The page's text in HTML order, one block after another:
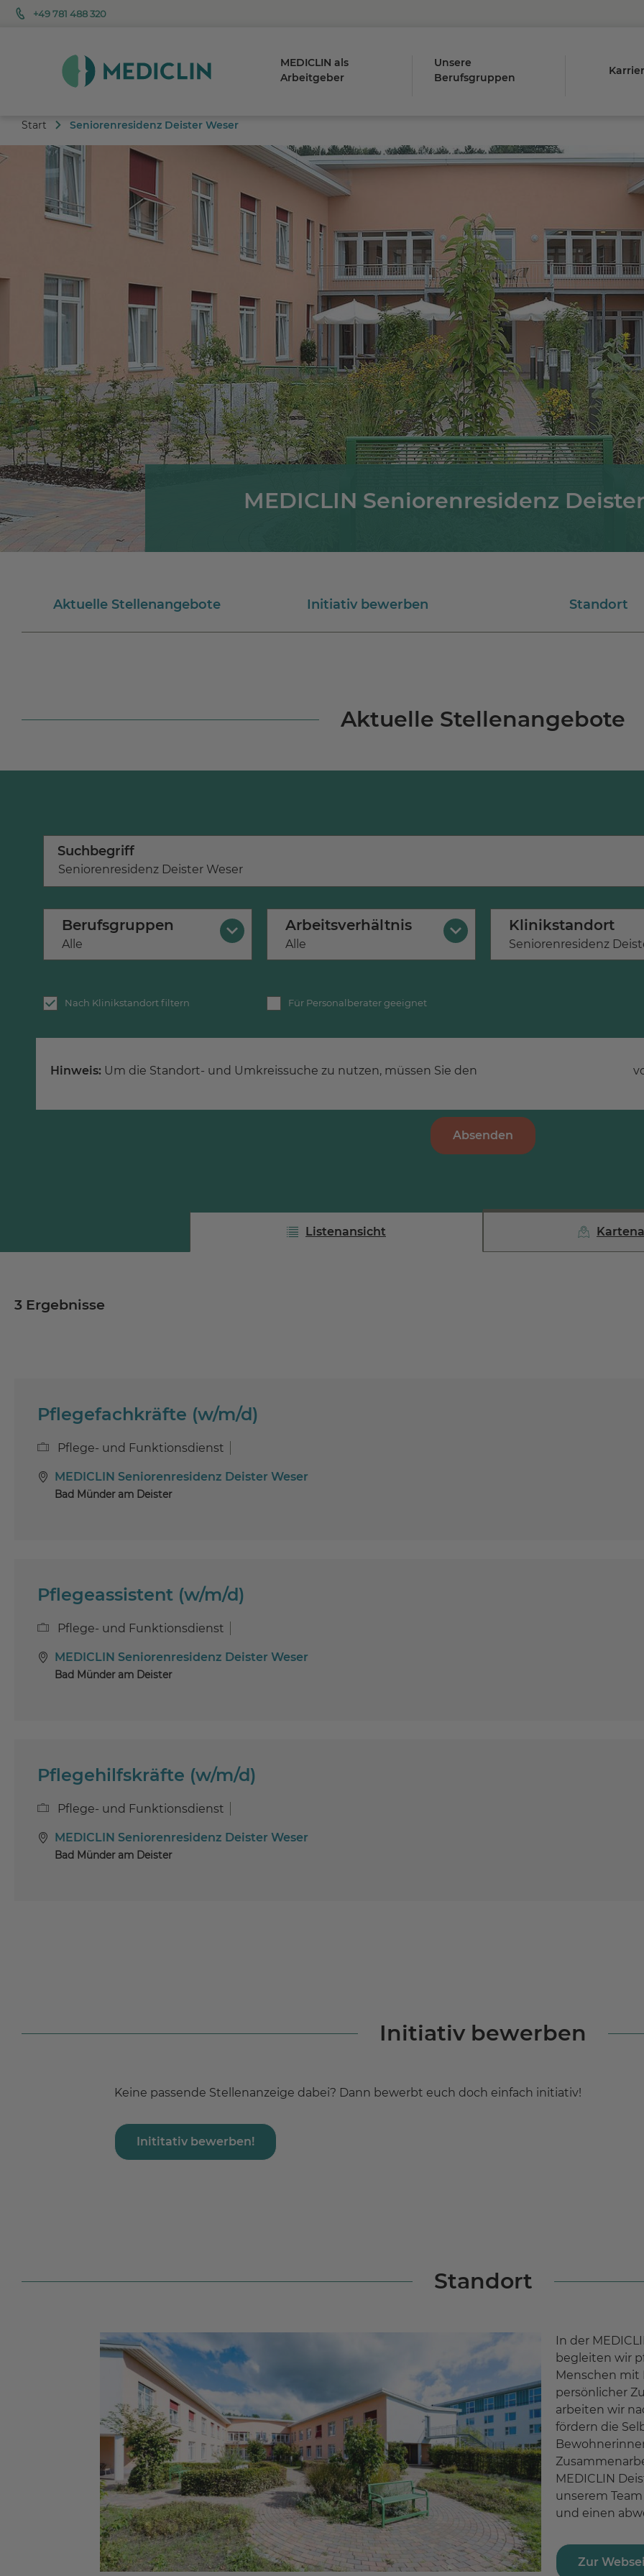
+49 781 488 320
MEDICLIN als
Arbeitgeber
Unsere
Berufsgruppen
Start Seniorenresidenz Deister Weser
MEDICLIN Seniorenresidenz
Aktuelle Stellenangebote Initiativ bewerben Standort
Aktuelle Stellenangebote
Suchbegriff
Berufsgruppen
×
Alle
Arbeitsverhältnis
×
Alle
Klinikstandort
×
Seniorenresidenz
Nach Klinikstandort filtern Für Personalberater geeignet
Hinweis: Um die Standort- und Umkreissuche zu nutzen, müssen Sie den
Absenden
Listenansicht
3 Ergebnisse
Pflegefachkräfte (w/m/d)
Pflege- und Funktionsdienst
MEDICLIN Seniorenresidenz Deister Weser
Bad Münder am Deister
Pflegeassistent (w/m/d)
Pflege- und Funktionsdienst
MEDICLIN Seniorenresidenz Deister Weser
Bad Münder am Deister
Pflegehilfskräfte (w/m/d)
Pflege- und Funktionsdienst
MEDICLIN Seniorenresidenz Deister Weser
Bad Münder am Deister
Initiativ bewerben
Keine passende Stellenanzeige dabei? Dann bewerbt euch doch einfach initiativ!
Inititativ bewerben!
Standort
In der
begleiten wir
Menschen mit
persönlicher
arbeiten wir
fördern die
MEDICLIN
unserem
und einen
Zur